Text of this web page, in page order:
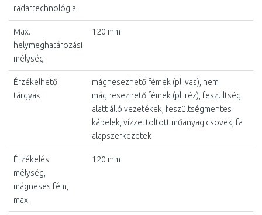
radartechnológia
Max.
helymeghatározási
mélység
120 mm
Érzékelhető
tárgyak
mágnesezhető fémek (pl. vas), nem
mágnesezhető fémek (pl. réz), feszültség
alatt álló vezetékek, feszültségmentes
kábelek, vízzel töltött műanyag csövek, fa
alapszerkezetek
Érzékelési
mélység,
mágneses fém,
max.
120 mm